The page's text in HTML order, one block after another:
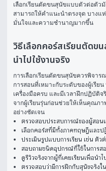
เลือกเรียนตัดขนสุนัขแบบตัวต่อตัว
สามารถให้คำแนะนำตรงจุด บางแ
มั่นใจและความชำนาญมากขึ้น
วิธีเลือกคอร์สเรียนตัดข
นำไปใช้งานจริง
การเลือกเรียนตัดขนสุนัขควรพิจา
การสอนที่เหมาะกับระดับของผู้เรีย
เครื่องมือครบ และมีเวลาฝึกปฏิบัติ
จากผู้เรียนรุ่นก่อนช่วยให้เห็นคุณภ
อย่างชัดเจน
ตรวจสอบประสบการณ์ของผู้สอน
เลือกคอร์สที่มีทั้งภาคทฤษฎีและป
ประเมินรูปแบบการเรียน เช่น ตัว
สอบถามชนิดอุปกรณ์ที่ใช้ในการ
ดูรีวิวจริงจากผู้ที่เคยเรียนเพื่อน
ตรวจสอบว่ามีการฝึกกับสุนัขจริง